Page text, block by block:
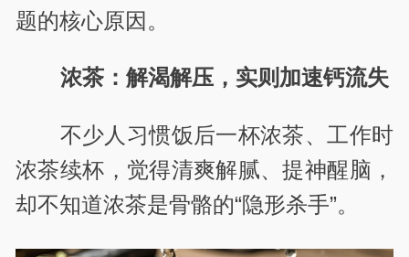
题的核心原因。
浓茶：解渴解压，实则加速钙流失
不少人习惯饭后一杯浓茶、工作时
浓茶续杯，觉得清爽解腻、提神醒脑，
却不知道浓茶是骨骼的“隐形杀手”。